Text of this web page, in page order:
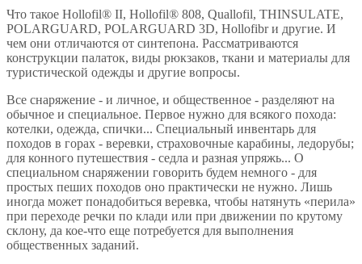
Что такое Hollofil® II, Hollofil® 808, Quallofil, THINSULATE,
POLARGUARD, POLARGUARD 3D, Hollofibr и другие. И
чем они отличаются от синтепона. Рассматриваются
конструкции палаток, виды рюкзаков, ткани и материалы для
туристической одежды и другие вопросы.
Все снаряжение - и личное, и общественное - разделяют на
обычное и специальное. Первое нужно для всякого похода:
котелки, одежда, спички... Специальный инвентарь для
походов в горах - веревки, страховочные карабины, ледорубы;
для конного путешествия - седла и разная упряжь... О
специальном снаряжении говорить будем немного - для
простых пеших походов оно практически не нужно. Лишь
иногда может понадобиться веревка, чтобы натянуть «перила»
при переходе речки по клади или при движении по крутому
склону, да кое-что еще потребуется для выполнения
общественных заданий.